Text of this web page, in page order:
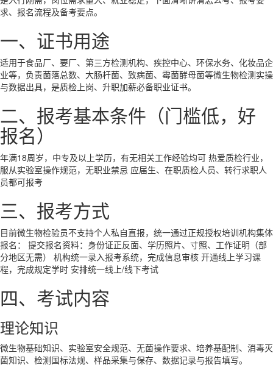
求、报名流程及备考要点。
一、证书用途
适用于食品厂、要厂、第三方检测机构、疾控中心、环保水务、化妆品企
业等，负责菌落总数、大肠杆菌、致病菌、霉菌酵母菌等微生物检测实操
与数据出具，是质检上岗、升职加薪必备职业证书。
二、报考基本条件（门槛低，好
报名）
年满18周岁，中专及以上学历，有无相关工作经验均可 热爱质检行业，
服从实验室操作规范，无职业禁忌 应届生、在职质检人员、转行求职人
员都可报考
三、报考方式
目前微生物检验员不支持个人私自直报，统一通过正规授权培训机构集体
报名： 提交报名资料：身份证正反面、学历照片、寸照、工作证明（部
分地区无需） 机构统一录入报考系统，完成信息审核 开通线上学习课
程，完成规定学时 安排统一线上/线下考试
四、考试内容
理论知识
微生物基础知识、实验室安全规范、无菌操作要求、培养基配制、消毒灭
菌知识、检测国标法规、样品采集与保存、数据记录与报告填写。